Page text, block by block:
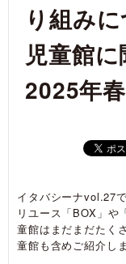
り組み
児童館
2025年
イタバシーナvol.27
リユース「BOX」や
童館はまだまだたく
童館も含めご紹介し